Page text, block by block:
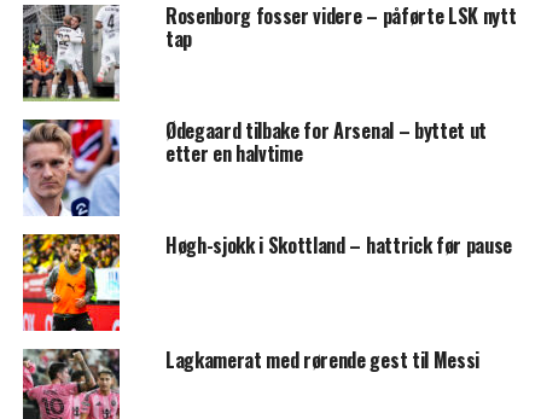
Rosenborg fosser videre – påførte LSK nytt
tap
Ødegaard tilbake for Arsenal – byttet ut
etter en halvtime
Høgh-sjokk i Skottland – hattrick før pause
Lagkamerat med rørende gest til Messi